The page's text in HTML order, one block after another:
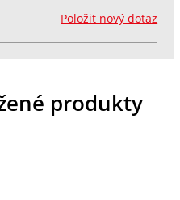
Položit nový dotaz
produkty